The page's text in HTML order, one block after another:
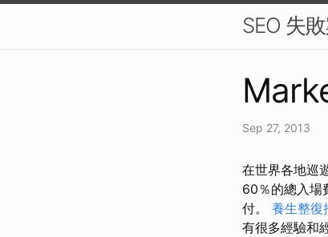
SEO 失
Sep 27, 2013
在世界各地巡
60％的總入場
付。 養生整復
有很多經驗和